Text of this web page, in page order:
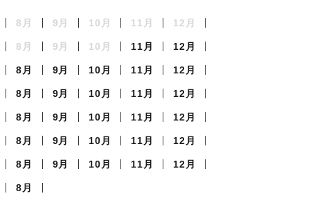
8月 9月 10月 11月 12月
8月 9月 10月 11月 12月
8月 9月 10月 11月 12月
8月 9月 10月 11月 12月
8月 9月 10月 11月 12月
8月 9月 10月 11月 12月
8月 9月 10月 11月 12月
8月